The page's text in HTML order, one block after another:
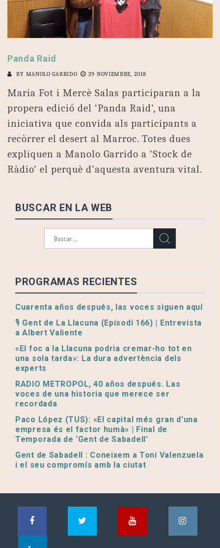
Panda Raid
BY MANOLO GARRIDO 29 NOVIEMBRE, 2018
Maria Fot i Mercè Salas participaran a la
propera edició del ‘Panda Raid’, una
iniciativa que convida als participants a
recòrrer el desert al Marroc. Totes dues
expliquen a Manolo Garrido a ‘Stock de
Ràdio’ el perquè d’aquesta aventura vital.
BUSCAR EN LA WEB
PROGRAMAS RECIENTES
Cuarenta años después, las voces siguen aquí
🎙️ Gent de La Llacuna (Episodi 166) | Entrevista
a Albert Valiente
«El foc a la Llacuna podria cremar-ho tot en
una sola tarda»: La dura advertència dels
experts
RADIO METROPOL, 40 años después. Las
voces de una historia que merece ser
recordada
Paco López (TUS): «El capital més gran d’una
empresa és el factor humà» | Final de
Temporada de ‘Gent de Sabadell’
Gent de Sabadell : Coneixem a Toni Valenzuela
i el seu compromís amb la ciutat